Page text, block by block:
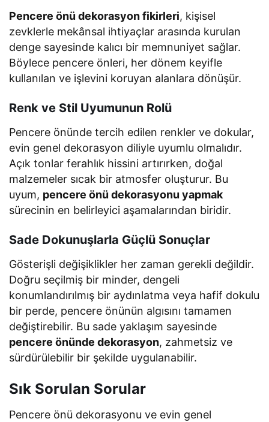
Pencere önü dekorasyon fikirleri, kişisel
zevklerle mekânsal ihtiyaçlar arasında kurulan
denge sayesinde kalıcı bir memnuniyet sağlar.
Böylece pencere önleri, her dönem keyifle
kullanılan ve işlevini koruyan alanlara dönüşür.
Renk ve Stil Uyumunun Rolü
Pencere önünde tercih edilen renkler ve dokular,
evin genel dekorasyon diliyle uyumlu olmalıdır.
Açık tonlar ferahlık hissini artırırken, doğal
malzemeler sıcak bir atmosfer oluşturur. Bu
uyum, pencere önü dekorasyonu yapmak
sürecinin en belirleyici aşamalarından biridir.
Sade Dokunuşlarla Güçlü Sonuçlar
Gösterişli değişiklikler her zaman gerekli değildir.
Doğru seçilmiş bir minder, dengeli
konumlandırılmış bir aydınlatma veya hafif dokulu
bir perde, pencere önünün algısını tamamen
değiştirebilir. Bu sade yaklaşım sayesinde
pencere önünde dekorasyon, zahmetsiz ve
sürdürülebilir bir şekilde uygulanabilir.
Sık Sorulan Sorular
Pencere önü dekorasyonu ve evin genel